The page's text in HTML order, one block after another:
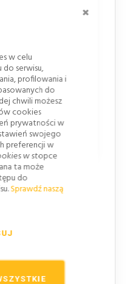
w celu
serwisu,
profilowania i
do
chwili możesz
cookies
prywatności w
swojego
preferencji w
w stopce
ta może
do
Sprawdź naszą
obszarem
w obszarze
prędkości powyżej
wielkości
wielkości większe
gdzie odpowiednia